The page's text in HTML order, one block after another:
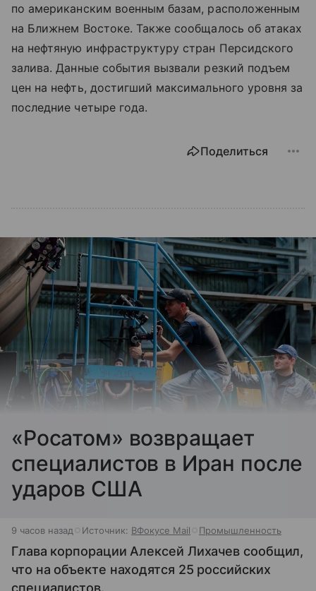
по американским военным базам, расположенным
на Ближнем Востоке. Также сообщалось об атаках
на нефтяную инфраструктуру стран Персидского
залива. Данные события вызвали резкий подъем
цен на нефть, достигший максимального уровня за
последние четыре года.
Поделиться
«Росатом» возвращает
специалистов в Иран после
ударов США
9 часов назад Источник: ВФокусе Mail Промышленность
Глава корпорации Алексей Лихачев сообщил,
что на объекте находятся 25 российских
специалистов.